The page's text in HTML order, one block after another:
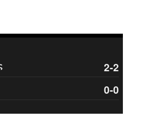
2-2
0-0